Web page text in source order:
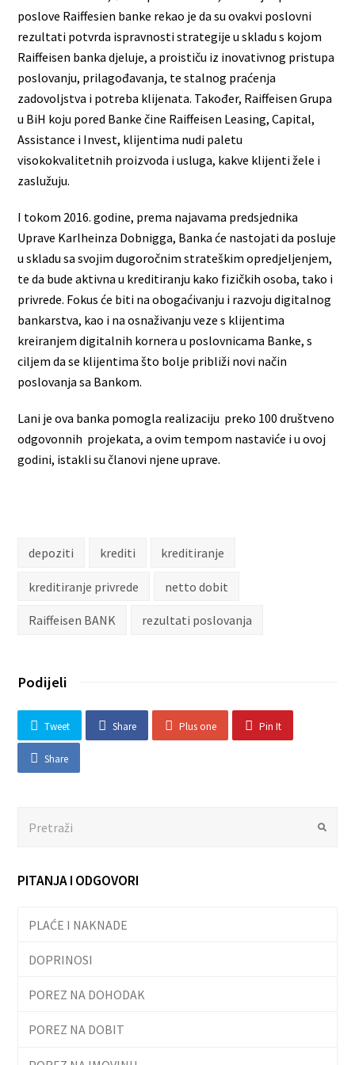
poslove Raiffesien banke rekao je da su ovakvi poslovni
rezultati potvrda ispravnosti strategije u skladu s kojom
Raiffeisen banka djeluje, a proističu iz inovativnog pristupa
poslovanju, prilagođavanja, te stalnog praćenja
zadovoljstva i potreba klijenata. Također, Raiffeisen Grupa
u BiH koju pored Banke čine Raiffeisen Leasing, Capital,
Assistance i Invest, klijentima nudi paletu
visokokvalitetnih proizvoda i usluga, kakve klijenti žele i
zaslužuju.
I tokom 2016. godine, prema najavama predsjednika
Uprave Karlheinza Dobnigga, Banka će nastojati da posluje
u skladu sa svojim dugoročnim strateškim opredjeljenjem,
te da bude aktivna u kreditiranju kako fizičkih osoba, tako i
privrede. Fokus će biti na obogaćivanju i razvoju digitalnog
bankarstva, kao i na osnaživanju veze s klijentima
kreiranjem digitalnih kornera u poslovnicama Banke, s
ciljem da se klijentima što bolje približi novi način
poslovanja sa Bankom.
Lani je ova banka pomogla realizaciju preko 100 društveno
odgovonnih projekata, a ovim tempom nastaviće i u ovoj
godini, istakli su članovi njene uprave.
depoziti krediti kreditiranje
kreditiranje privrede netto dobit
Raiffeisen BANK rezultati poslovanja
Podijeli
Tweet Share Plus one Pin It
Share
PITANJA I ODGOVORI
PLAĆE I NAKNADE
DOPRINOSI
POREZ NA DOHODAK
POREZ NA DOBIT